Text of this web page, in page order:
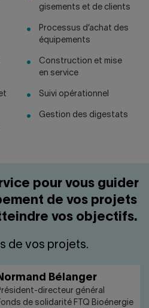
gisements et de clients
Processus d’achat des
équipements
Construction et mise
en service
Suivi opérationnel
Gestion des digestats
pour vous guider
de vos projets
vos objectifs.
de vos projets.
Bélanger
directeur général
de solidarité FTQ Bioénergie